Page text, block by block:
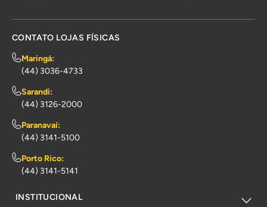
CONTATO LOJAS FÍSICAS
Maringá:
(44) 3036-4733
Sarandi:
(44) 3126-2000
Paranavaí:
(44) 3141-5100
Porto Rico:
(44) 3141-5141
INSTITUCIONAL